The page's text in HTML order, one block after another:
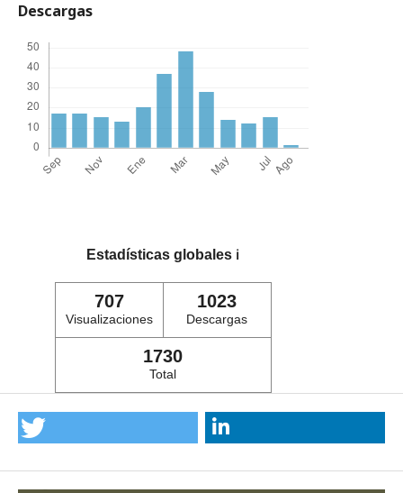
Descargas
Estadísticas globales ℹ️
707
Visualizaciones
1023
Descargas
1730
Total